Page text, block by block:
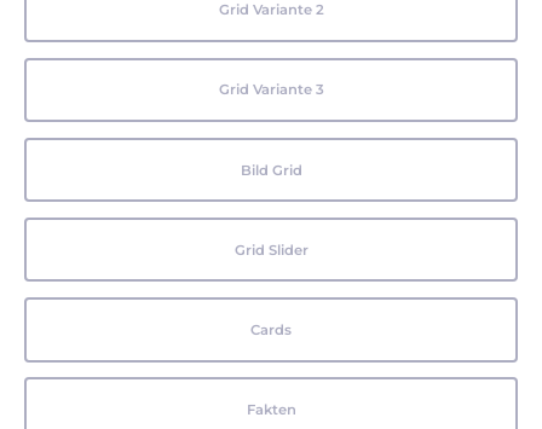
Grid Variante 2
Grid Variante 3
Bild Grid
Grid Slider
Cards
Fakten